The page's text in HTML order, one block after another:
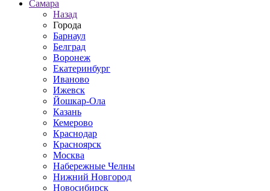
Самара
Назад
Города
Барнаул
Белград
Воронеж
Екатеринбург
Иваново
Ижевск
Йошкар-Ола
Казань
Кемерово
Краснодар
Красноярск
Москва
Набережные Челны
Нижний Новгород
Новосибирск